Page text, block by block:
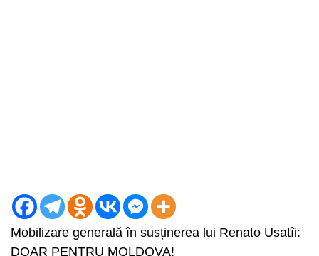
Mobilizare generală în susținerea lui Renato Usatîi:
DOAR PENTRU MOLDOVA!